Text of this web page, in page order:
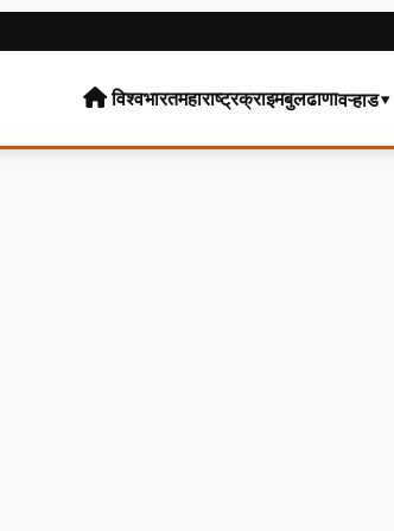
विश्वभारतमहाराष्ट्रक्राइमबुलढाणावऱ्हाड▾